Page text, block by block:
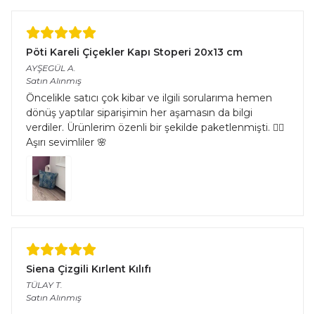
Pöti Kareli Çiçekler Kapı Stoperi 20x13 cm
AYŞEGÜL A.
Satın Alınmış
Öncelikle satıcı çok kibar ve ilgili sorularıma hemen
dönüş yaptılar siparişimin her aşamasın da bilgi
verdiler. Ürünlerim özenli bir şekilde paketlenmişti. 👌🏻
Aşırı sevimliler 🌸
Siena Çizgili Kırlent Kılıfı
TÜLAY T.
Satın Alınmış